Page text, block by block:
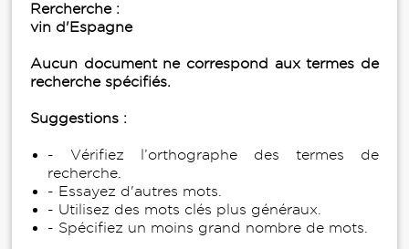
Rercherche :
vin d'Espagne
Aucun document ne correspond aux termes de
recherche spécifiés.
Suggestions :
- Vérifiez l’orthographe des termes de
recherche.
- Essayez d'autres mots.
- Utilisez des mots clés plus généraux.
- Spécifiez un moins grand nombre de mots.